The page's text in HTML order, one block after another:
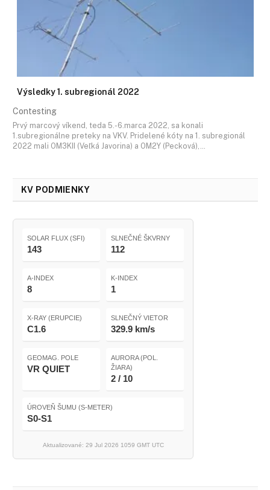
Výsledky 1. subregionál 2022
Contesting
Prvý marcový víkend, teda 5.-6.marca 2022, sa konali
1.subregionálne preteky na VKV. Pridelené kóty na 1. subregionál
2022 mali OM3KII (Veľká Javorina) a OM2Y (Pecková),…
KV PODMIENKY
SOLAR FLUX (SFI)
143
SLNEČNÉ ŠKVRNY
112
A-INDEX
8
K-INDEX
1
X-RAY (ERUPCIE)
C1.6
SLNEČNÝ VIETOR
329.9 km/s
GEOMAG. POLE
VR QUIET
AURORA (POL.
ŽIARA)
2 / 10
ÚROVEŇ ŠUMU (S-METER)
S0-S1
Aktualizované: 29 Jul 2026 1059 GMT UTC